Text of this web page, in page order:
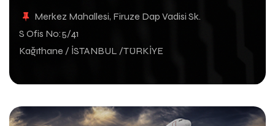
Merkez Mahallesi, Firuze Dap Vadisi Sk.
S Ofis No:5/41
Kağıthane / İSTANBUL /TÜRKİYE